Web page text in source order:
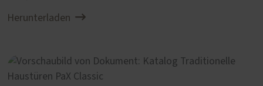
Herunterladen